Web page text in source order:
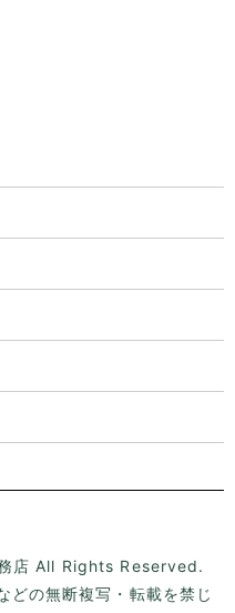
店 All Rights Reserved.
どの無断複写・転載を禁じ